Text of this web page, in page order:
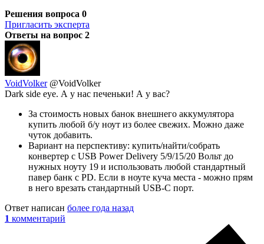
Решения вопроса 0
Пригласить эксперта
Ответы на вопрос 2
VoidVolker @VoidVolker
Dark side eye. А у нас печеньки! А у вас?
За стоимость новых банок внешнего аккумулятора
купить любой б/у ноут из более свежих. Можно даже
чуток добавить.
Вариант на перспективу: купить/найти/собрать
конвертер с USB Power Delivery 5/9/15/20 Вольт до
нужных ноуту 19 и использовать любой стандартный
павер банк с PD. Если в ноуте куча места - можно прям
в него врезать стандартный USB-C порт.
Ответ написан более года назад
1 комментарий